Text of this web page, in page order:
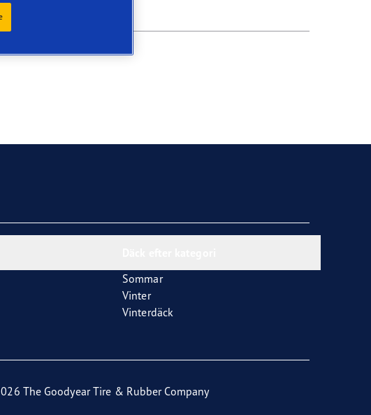
Sommar
Vinter
Vinterdäck
The Goodyear Tire & Rubber Company